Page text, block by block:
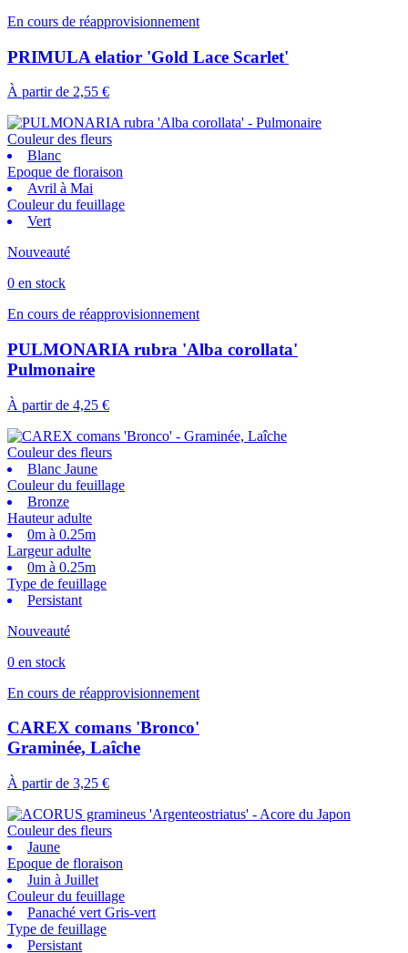
En cours de réapprovisionnement
PRIMULA elatior 'Gold Lace Scarlet'
À partir de 2,55 €
Couleur des fleurs
Blanc
Epoque de floraison
Avril à Mai
Couleur du feuillage
Vert
Nouveauté
0 en stock
En cours de réapprovisionnement
PULMONARIA rubra 'Alba corollata'
Pulmonaire
À partir de 4,25 €
Couleur des fleurs
Blanc Jaune
Couleur du feuillage
Bronze
Hauteur adulte
0m à 0.25m
Largeur adulte
0m à 0.25m
Type de feuillage
Persistant
Nouveauté
0 en stock
En cours de réapprovisionnement
CAREX comans 'Bronco'
Graminée, Laîche
À partir de 3,25 €
Couleur des fleurs
Jaune
Epoque de floraison
Juin à Juillet
Couleur du feuillage
Panaché vert Gris-vert
Type de feuillage
Persistant